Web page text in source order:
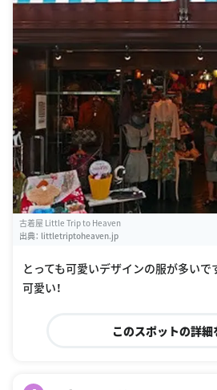
古着屋 Little Trip to Heaven
出典： littletriptoheaven.jp
とっても可愛いデザインの服が多いで
可愛い！
このスポットの詳細